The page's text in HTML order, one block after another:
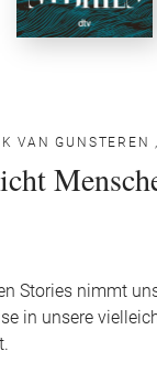
VAN GUNSTEREN
Stories nimmt
in unsere